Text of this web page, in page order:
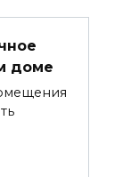
доме